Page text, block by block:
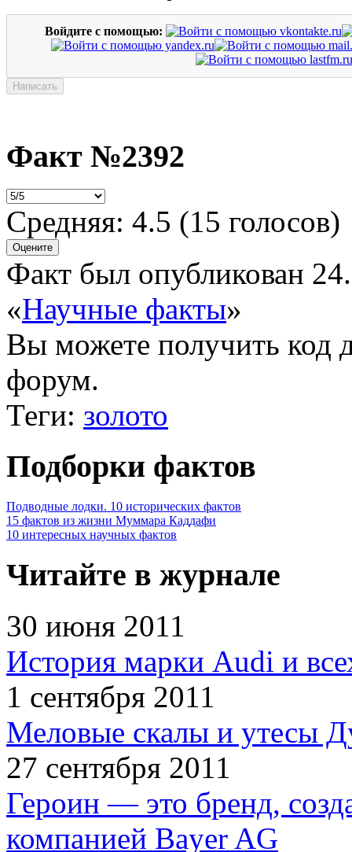
Войдите с помощью:
Факт №2392
Средняя: 4.5 (15 голосов)
Факт был опубликован
«Научные факты»
Вы можете получить код
форум.
Теги: золото
Подборки фактов
Подводные лодки. 10 исторических фактов
15 фактов из жизни Муммара Каддафи
10 интересных научных фактов
Читайте в журнале
30 июня 2011
История марки Audi и
1 сентября 2011
Меловые скалы и утесы
27 сентября 2011
Героин — это бренд,
компанией Bayer AG